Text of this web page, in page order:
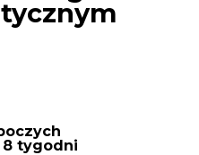
tygodni